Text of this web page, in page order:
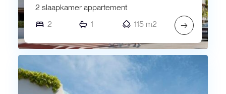
2 slaapkamer appartement
2
1 115 m2 →